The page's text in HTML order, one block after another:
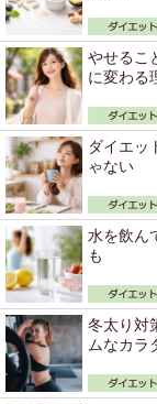
やせるこ
に変わる
ダイエッ
ゃない
水を飲ん
も
冬太り対
ムなカラ